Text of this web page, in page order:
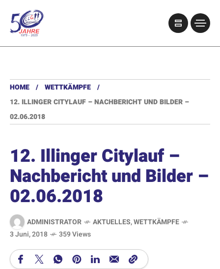
HOME
WETTKÄMPFE
12. ILLINGER CITYLAUF – NACHBERICHT UND BILDER –
02.06.2018
12. Illinger Citylauf –
Nachbericht und Bilder –
02.06.2018
ADMINISTRATOR AKTUELLES,WETTKÄMPFE
3 Juni, 2018
359 Views